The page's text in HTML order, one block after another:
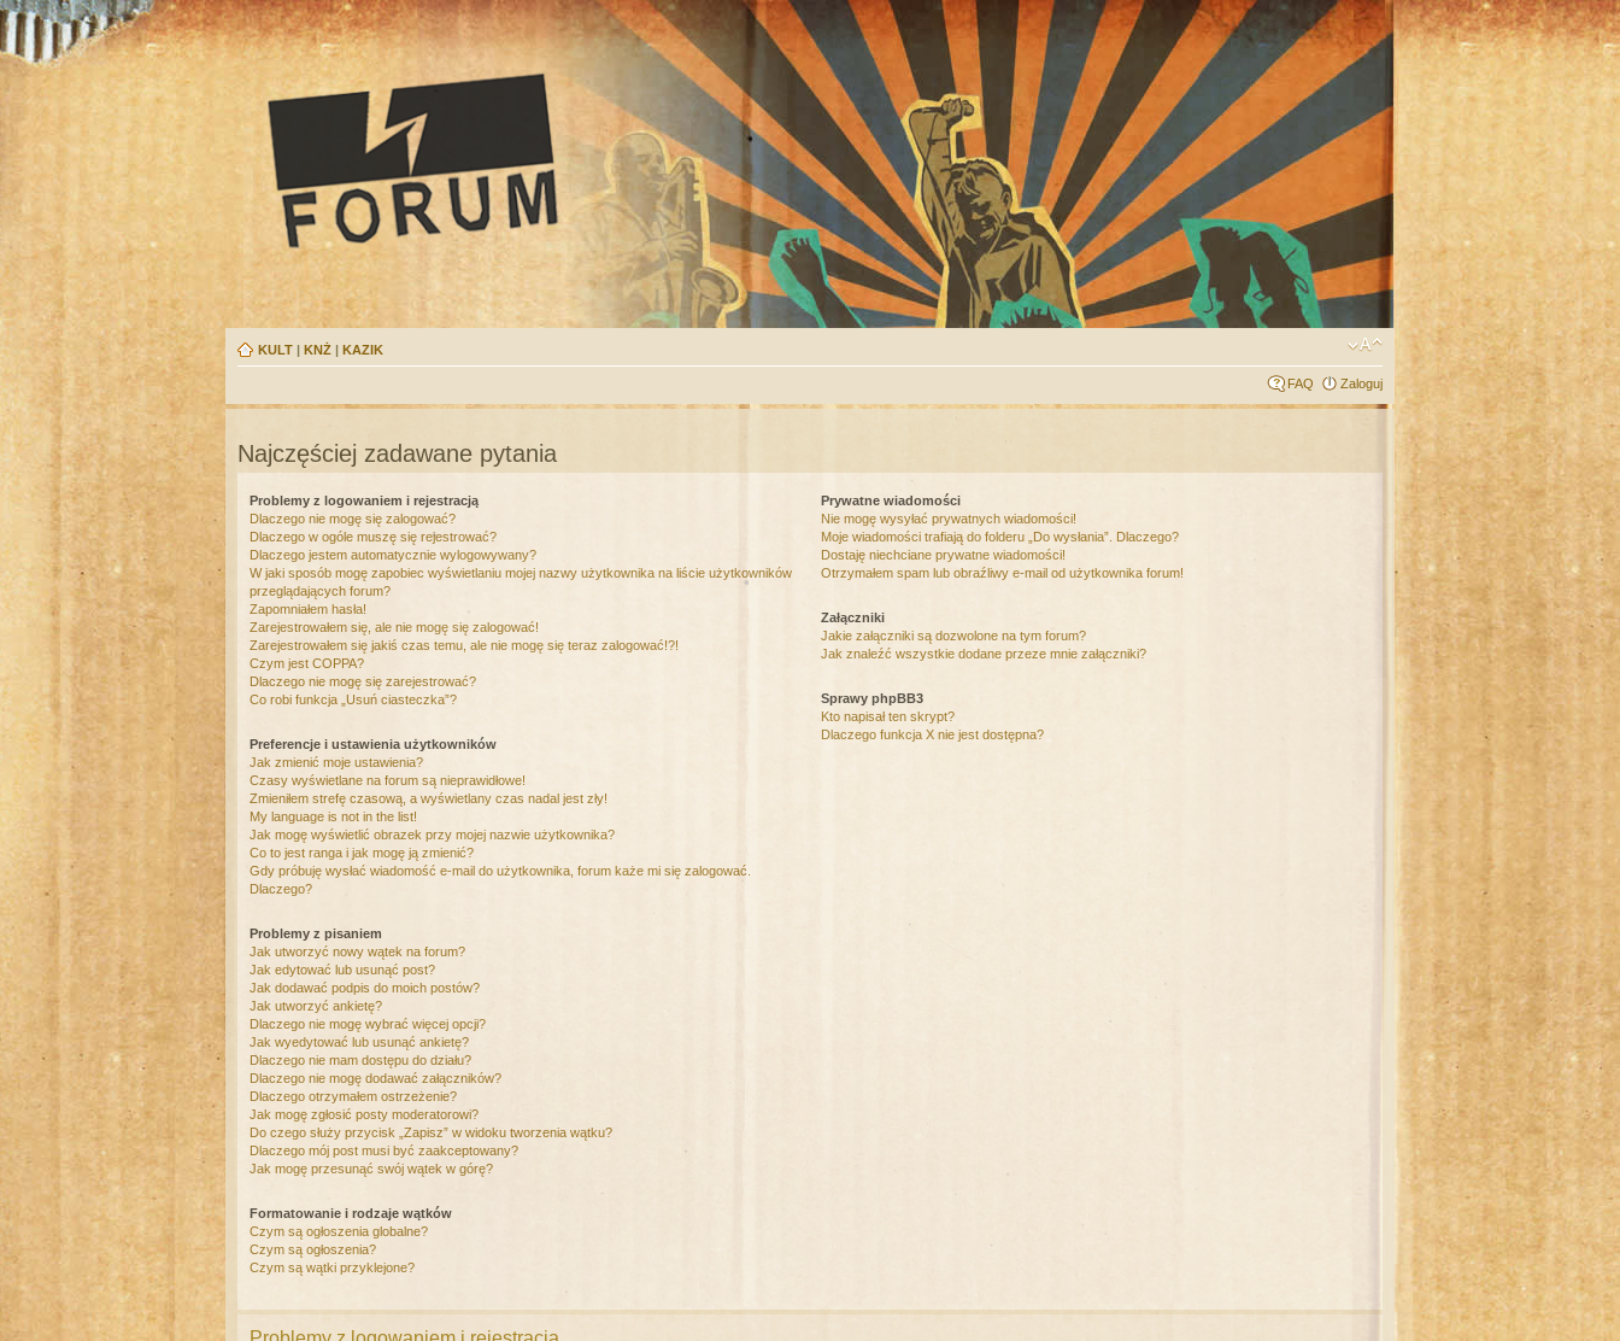
KULT | KNŻ | KAZIK
FAQ Zaloguj
Najczęściej zadawane pytania
Problemy z logowaniem i rejestracją
Dlaczego nie mogę się zalogować?
Dlaczego w ogóle muszę się rejestrować?
Dlaczego jestem automatycznie wylogowywany?
W jaki sposób mogę zapobiec wyświetlaniu mojej nazwy użytkownika na liście użytkowników
przeglądających forum?
Zapomniałem hasła!
Zarejestrowałem się, ale nie mogę się zalogować!
Zarejestrowałem się jakiś czas temu, ale nie mogę się teraz zalogować!?!
Czym jest COPPA?
Dlaczego nie mogę się zarejestrować?
Co robi funkcja „Usuń ciasteczka”?
Preferencje i ustawienia użytkowników
Jak zmienić moje ustawienia?
Czasy wyświetlane na forum są nieprawidłowe!
Zmieniłem strefę czasową, a wyświetlany czas nadal jest zły!
My language is not in the list!
Jak mogę wyświetlić obrazek przy mojej nazwie użytkownika?
Co to jest ranga i jak mogę ją zmienić?
Gdy próbuję wysłać wiadomość e-mail do użytkownika, forum każe mi się zalogować.
Dlaczego?
Problemy z pisaniem
Jak utworzyć nowy wątek na forum?
Jak edytować lub usunąć post?
Jak dodawać podpis do moich postów?
Jak utworzyć ankietę?
Dlaczego nie mogę wybrać więcej opcji?
Jak wyedytować lub usunąć ankietę?
Dlaczego nie mam dostępu do działu?
Dlaczego nie mogę dodawać załączników?
Dlaczego otrzymałem ostrzeżenie?
Jak mogę zgłosić posty moderatorowi?
Do czego służy przycisk „Zapisz” w widoku tworzenia wątku?
Dlaczego mój post musi być zaakceptowany?
Jak mogę przesunąć swój wątek w górę?
Formatowanie i rodzaje wątków
Czym są ogłoszenia globalne?
Czym są ogłoszenia?
Czym są wątki przyklejone?
Prywatne wiadomości
Nie mogę wysyłać prywatnych wiadomości!
Moje wiadomości trafiają do folderu „Do wysłania”. Dlaczego?
Dostaję niechciane prywatne wiadomości!
Otrzymałem spam lub obraźliwy e-mail od użytkownika forum!
Załączniki
Jakie załączniki są dozwolone na tym forum?
Jak znaleźć wszystkie dodane przeze mnie załączniki?
Sprawy phpBB3
Kto napisał ten skrypt?
Dlaczego funkcja X nie jest dostępna?